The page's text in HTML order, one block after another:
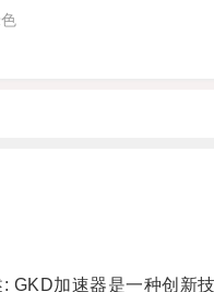
加速器是一种创新技